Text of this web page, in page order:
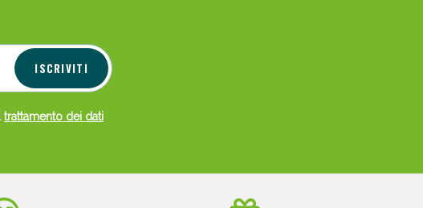
ISCRIVITI
trattamento dei dati